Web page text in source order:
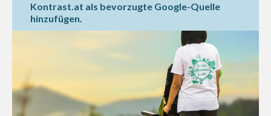
Kontrast.at als bevorzugte Google-Quelle
hinzufügen.